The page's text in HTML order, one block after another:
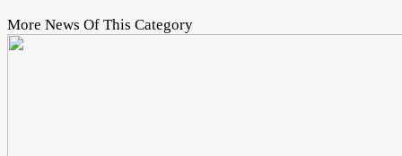
More News Of This Category